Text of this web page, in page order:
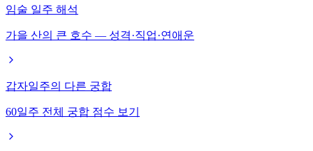
임술 일주 해석
가을 산의 큰 호수 — 성격·직업·연애운
갑자일주의 다른 궁합
60일주 전체 궁합 점수 보기